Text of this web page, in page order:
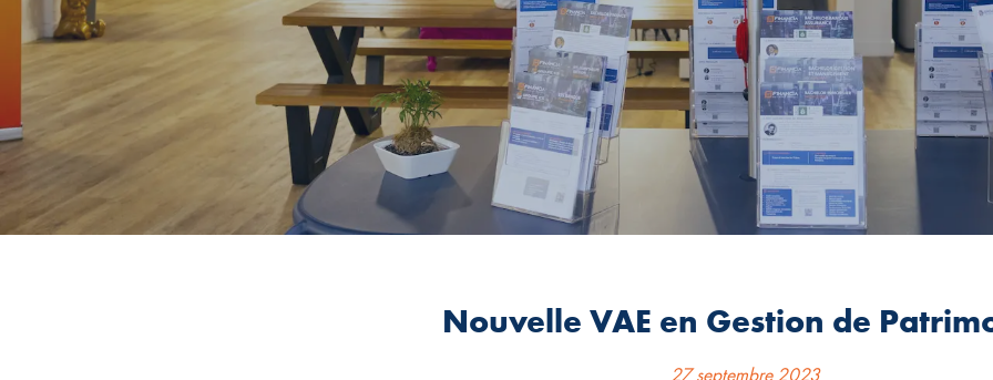
Nouvelle VAE en Gestion de
27 septembre 2023